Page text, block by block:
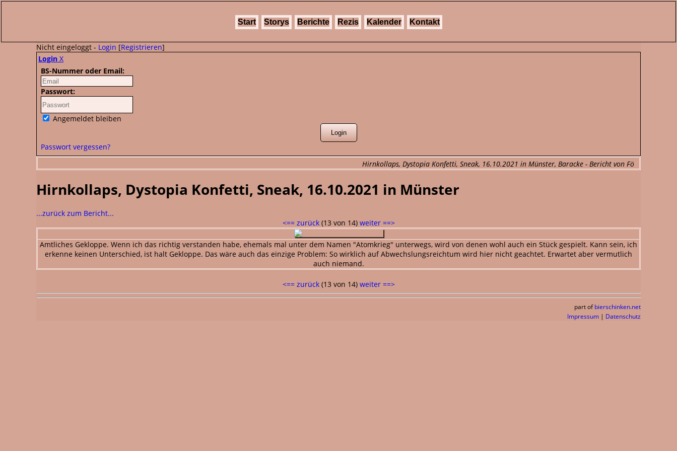
Start Storys Berichte Rezis Kalender Kontakt
Nicht eingeloggt - Login [Registrieren]
Login X
BS-Nummer oder Email:
Passwort:
Angemeldet bleiben
Passwort vergessen?
Hirnkollaps, Dystopia Konfetti, Sneak, 16.10.2021 in Münster, Baracke - Bericht von Fö
Hirnkollaps, Dystopia Konfetti, Sneak, 16.10.2021 in Münster
...zurück zum Bericht...
<== zurück(13 von 14) weiter ==>
Amtliches Gekloppe. Wenn ich das richtig verstanden habe, ehemals mal unter dem Namen "Atomkrieg" unterwegs, wird von denen wohl auch ein Stück gespielt. Kann sein, ich
erkenne keinen Unterschied, ist halt Gekloppe. Das wäre auch das einzige Problem: So wirklich auf Abwechslungsreichtum wird hier nicht geachtet. Erwartet aber vermutlich
auch niemand.
<== zurück(13 von 14) weiter ==>
part of bierschinken.net
Impressum | Datenschutz